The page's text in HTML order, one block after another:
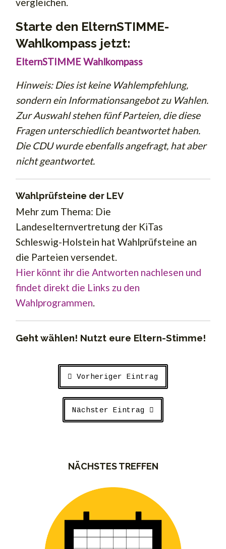
Starte den ElternSTIMME-
Wahlkompass jetzt:
ElternSTIMME Wahlkompass
Hinweis: Dies ist keine Wahlempfehlung,
sondern ein Informationsangebot zu Wahlen.
Zur Auswahl stehen fünf Parteien, die diese
Fragen unterschiedlich beantwortet haben.
Die CDU wurde ebenfalls angefragt, hat aber
nicht geantwortet.
Wahlprüfsteine der LEV
Mehr zum Thema: Die
Landeselternvertretung der KiTas
Schleswig-Holstein hat Wahlprüfsteine an
die Parteien versendet.
Hier könnt ihr die Antworten nachlesen und
findet direkt die Links zu den
Wahlprogrammen.
Geht wählen! Nutzt eure Eltern-Stimme!
Vorheriger Eintrag
Nächster Eintrag
NÄCHSTES TREFFEN